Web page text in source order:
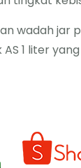
wadah jar
1 liter